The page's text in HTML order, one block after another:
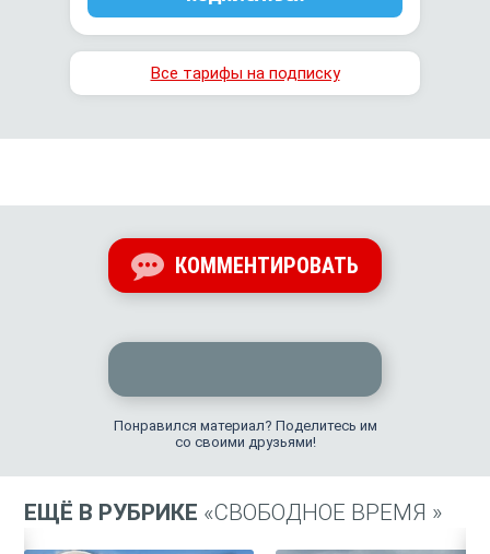
Все тарифы на подписку
КОММЕНТИРОВАТЬ
Понравился материал? Поделитесь им
со своими друзьями!
ЕЩЁ В РУБРИКЕ «СВОБОДНОЕ ВРЕМЯ »